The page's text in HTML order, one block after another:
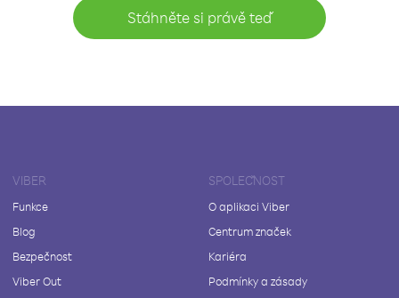
Stáhněte si právě teď
VIBER
Funkce
Blog
Bezpečnost
Viber Out
SPOLEČNOST
O aplikaci Viber
Centrum značek
Kariéra
Podmínky a zásady